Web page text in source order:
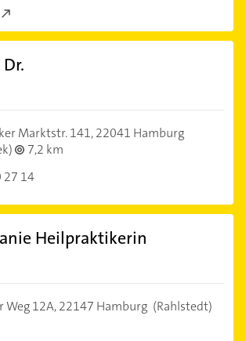
Marktstr. 141,22041 Hamburg
7,2 km
27 14
Heilpraktikerin
Weg 12A,22147 Hamburg (Rahlstedt)